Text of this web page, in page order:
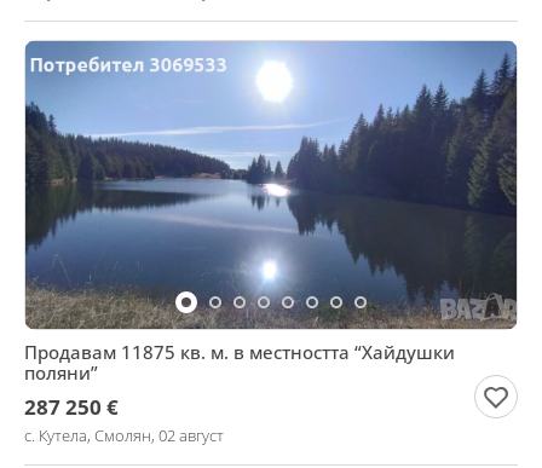
Продавам 11875 кв. м. в местността “Хайдушки
поляни”
287 250 €
с. Кутела, Смолян, 02 август